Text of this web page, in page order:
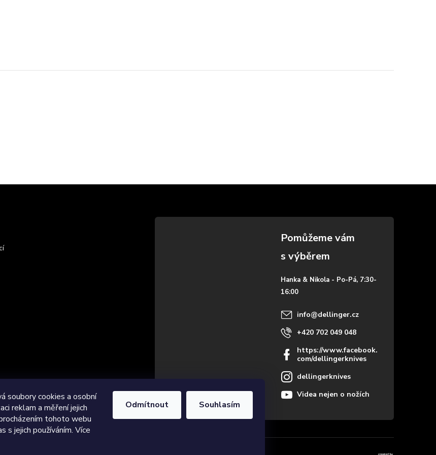
soubory cookies a osobní
reklam a měření jejich
tohoto webu
s jejich používáním. Více
Odmítnout Souhlasím
Hanka & Nikola - Po-Pá, 7:30-
16:00
info@dellinger.cz
+420 702 049 048
https://www.facebook.
com/dellingerknives
dellingerknives
Videa nejen o nožích